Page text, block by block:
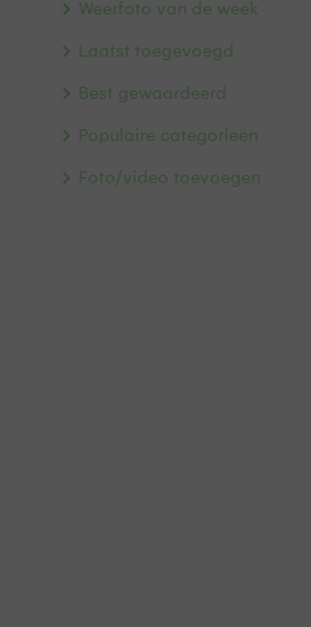
Weerfoto van de week
Laatst toegevoegd
Best gewaardeerd
Populaire categorieën
Foto/video toevoegen